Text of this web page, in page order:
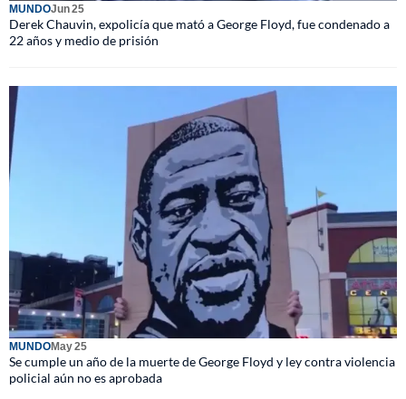
MUNDOJun 25
Derek Chauvin, expolicía que mató a George Floyd, fue condenado a
22 años y medio de prisión
MUNDOMay 25
Se cumple un año de la muerte de George Floyd y ley contra violencia
policial aún no es aprobada